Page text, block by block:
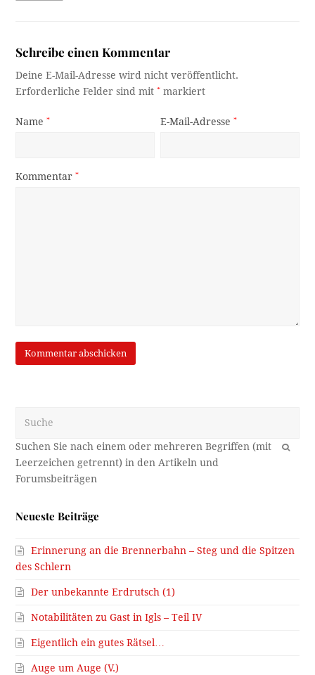
Schreibe einen Kommentar
Deine E-Mail-Adresse wird nicht veröffentlicht.
Erforderliche Felder sind mit* markiert
Name* E-Mail-Adresse*
Kommentar*
OK
Neueste Beiträge
Erinnerung an die Brennerbahn – Steg und die Spitzen
des Schlern
Der unbekannte Erdrutsch (1)
Notabilitäten zu Gast in Igls – Teil IV
Eigentlich ein gutes Rätsel…
Auge um Auge (V.)